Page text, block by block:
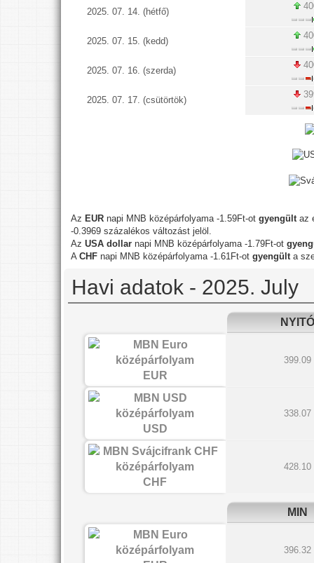
2025. 07. 14. (hétfő)
2025. 07. 15. (kedd)
2025. 07. 16. (szerda)
2025. 07. 17. (csütörtök)
Az EUR napi MNB középárfolyama -1.59Ft-ot gyengült az
-0.3969 százalékos változást jelöl.
Az USA dollar napi MNB középárfolyama -1.79Ft-ot
A CHF napi MNB középárfolyama -1.61Ft-ot gyengült a
Havi adatok - 2025. July
NYITÓ
EUR
399.09
USD
338.07
CHF
428.10
MIN
396.32